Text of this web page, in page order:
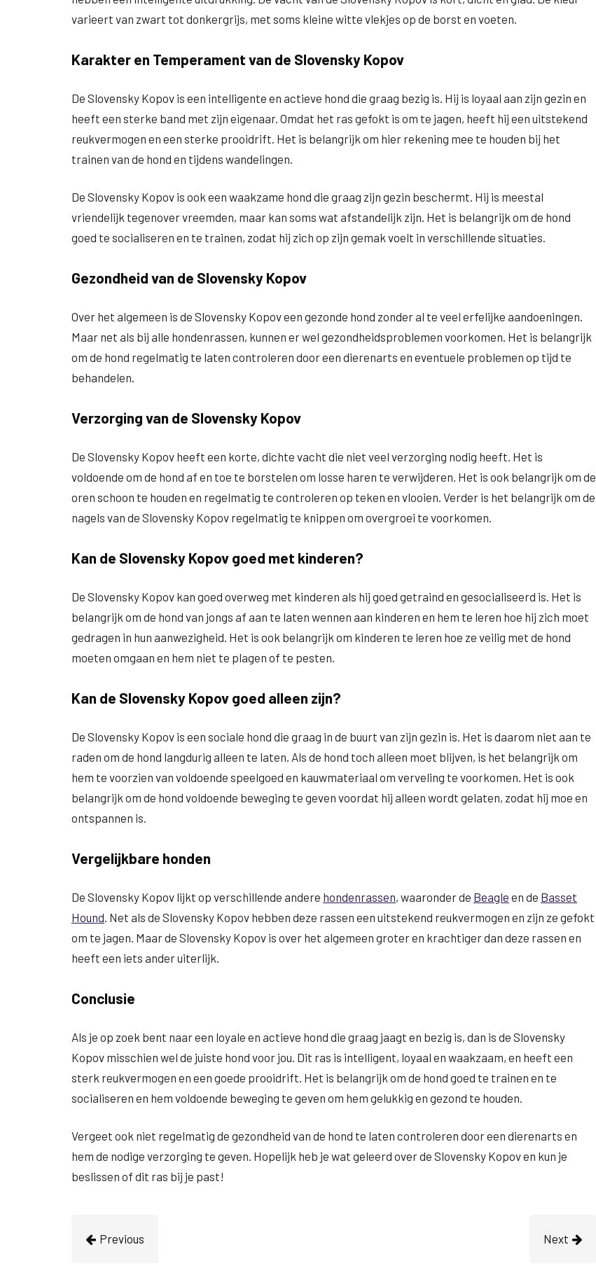
varieert van zwart tot donkergrijs, met soms kleine witte vlekjes op de borst en voeten.
Karakter en Temperament van de Slovensky Kopov
De Slovensky Kopov is een intelligente en actieve hond die graag bezig is. Hij is loyaal aan zijn gezin en
heeft een sterke band met zijn eigenaar. Omdat het ras gefokt is om te jagen, heeft hij een uitstekend
reukvermogen en een sterke prooidrift. Het is belangrijk om hier rekening mee te houden bij het
trainen van de hond en tijdens wandelingen.
De Slovensky Kopov is ook een waakzame hond die graag zijn gezin beschermt. Hij is meestal
vriendelijk tegenover vreemden, maar kan soms wat afstandelijk zijn. Het is belangrijk om de hond
goed te socialiseren en te trainen, zodat hij zich op zijn gemak voelt in verschillende situaties.
Gezondheid van de Slovensky Kopov
Over het algemeen is de Slovensky Kopov een gezonde hond zonder al te veel erfelijke aandoeningen.
Maar net als bij alle hondenrassen, kunnen er wel gezondheidsproblemen voorkomen. Het is belangrijk
om de hond regelmatig te laten controleren door een dierenarts en eventuele problemen op tijd te
behandelen.
Verzorging van de Slovensky Kopov
De Slovensky Kopov heeft een korte, dichte vacht die niet veel verzorging nodig heeft. Het is
voldoende om de hond af en toe te borstelen om losse haren te verwijderen. Het is ook belangrijk om de
oren schoon te houden en regelmatig te controleren op teken en vlooien. Verder is het belangrijk om de
nagels van de Slovensky Kopov regelmatig te knippen om overgroei te voorkomen.
Kan de Slovensky Kopov goed met kinderen?
De Slovensky Kopov kan goed overweg met kinderen als hij goed getraind en gesocialiseerd is. Het is
belangrijk om de hond van jongs af aan te laten wennen aan kinderen en hem te leren hoe hij zich moet
gedragen in hun aanwezigheid. Het is ook belangrijk om kinderen te leren hoe ze veilig met de hond
moeten omgaan en hem niet te plagen of te pesten.
Kan de Slovensky Kopov goed alleen zijn?
De Slovensky Kopov is een sociale hond die graag in de buurt van zijn gezin is. Het is daarom niet aan te
raden om de hond langdurig alleen te laten. Als de hond toch alleen moet blijven, is het belangrijk om
hem te voorzien van voldoende speelgoed en kauwmateriaal om verveling te voorkomen. Het is ook
belangrijk om de hond voldoende beweging te geven voordat hij alleen wordt gelaten, zodat hij moe en
ontspannen is.
Vergelijkbare honden
De Slovensky Kopov lijkt op verschillende andere hondenrassen, waaronder de Beagle en de Basset
Hound. Net als de Slovensky Kopov hebben deze rassen een uitstekend reukvermogen en zijn ze gefokt
om te jagen. Maar de Slovensky Kopov is over het algemeen groter en krachtiger dan deze rassen en
heeft een iets ander uiterlijk.
Conclusie
Als je op zoek bent naar een loyale en actieve hond die graag jaagt en bezig is, dan is de Slovensky
Kopov misschien wel de juiste hond voor jou. Dit ras is intelligent, loyaal en waakzaam, en heeft een
sterk reukvermogen en een goede prooidrift. Het is belangrijk om de hond goed te trainen en te
socialiseren en hem voldoende beweging te geven om hem gelukkig en gezond te houden.
Vergeet ook niet regelmatig de gezondheid van de hond te laten controleren door een dierenarts en
hem de nodige verzorging te geven. Hopelijk heb je wat geleerd over de Slovensky Kopov en kun je
beslissen of dit ras bij je past!
Previous Next